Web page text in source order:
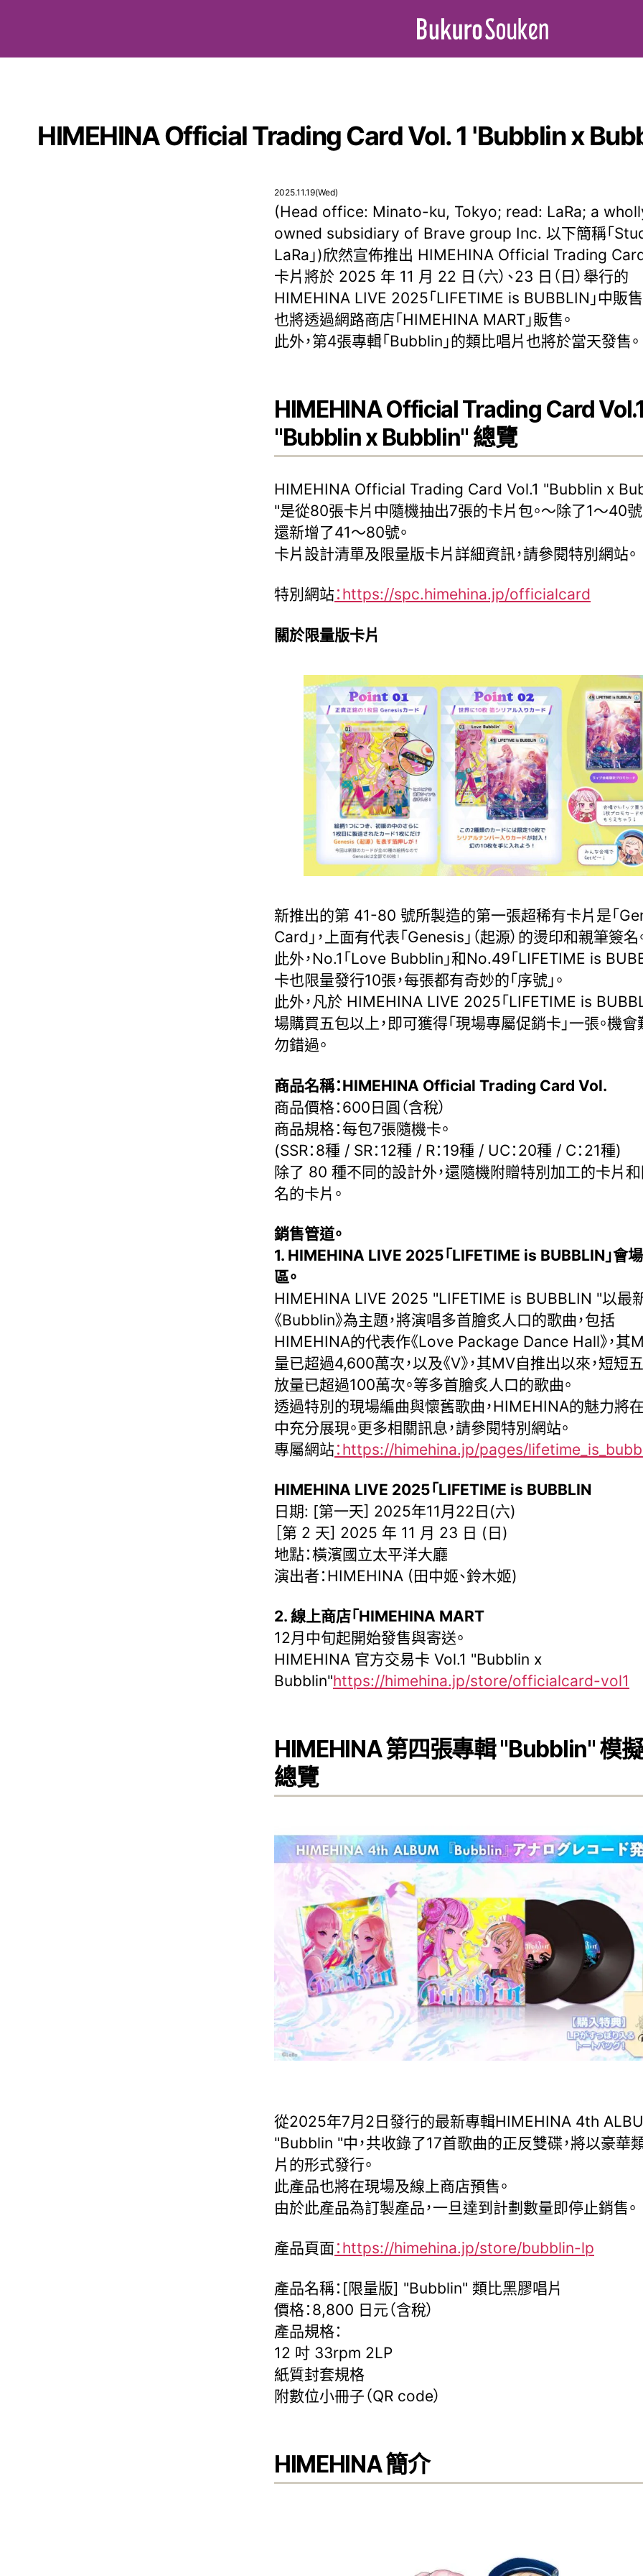
HIMEHINA Official Trading Card Vol. 1 'Bubblin x
2025.11.19(Wed)
(Head office: Minato-ku, Tokyo; read: LaRa; a
owned subsidiary of Brave group Inc. 以下簡稱「
LaRa」)欣然宣佈推出 HIMEHINA Official Trading
卡片將於 2025 年 11 月 22 日（六）、23 日（日）舉行的
HIMEHINA LIVE 2025「LIFETIME is BUBBLIN」中販售
也將透過網路商店「HIMEHINA MART」販售。
此外，第4張專輯「Bubblin」的類比唱片也將於當天發售。
HIMEHINA Official Trading Card
"Bubblin x Bubblin" 總覽
HIMEHINA Official Trading Card Vol.1 "Bubblin x
"是從80張卡片中隨機抽出7張的卡片包。～除了1～40號
還新增了41～80號。
卡片設計清單及限量版卡片詳細資訊，請參閱特別網站。
特別網站：https://spc.himehina.jp/officialcard
關於限量版卡片
新推出的第 41-80 號所製造的第一張超稀有卡片是「
Card」，上面有代表「Genesis」（起源）的燙印和親筆簽名
此外，No.1「Love Bubblin」和No.49「LIFETIME is
卡也限量發行10張，每張都有奇妙的「序號」。
此外，凡於 HIMEHINA LIVE 2025「LIFETIME is
場購買五包以上，即可獲得「現場專屬促銷卡」一張。機會
勿錯過。
商品名稱：HIMEHINA Official Trading Card Vol.
商品價格：600日圓（含稅）
商品規格：每包7張隨機卡。
(SSR：8種 / SR：12種 / R：19種 / UC：20種 / C：21種)
除了 80 種不同的設計外，還隨機附贈特別加工的卡片
名的卡片。
銷售管道。
1. HIMEHINA LIVE 2025「LIFETIME is BUBBLIN」會
區。
HIMEHINA LIVE 2025 "LIFETIME is BUBBLIN "以最
《Bubblin》為主題，將演唱多首膾炙人口的歌曲，包括
HIMEHINA的代表作《Love Package Dance Hall》，其
量已超過4,600萬次，以及《V》，其MV自推出以來，短短
放量已超過100萬次。等多首膾炙人口的歌曲。
透過特別的現場編曲與懷舊歌曲，HIMEHINA的魅力將
中充分展現。更多相關訊息，請參閱特別網站。
專屬網站：https://himehina.jp/pages/
HIMEHINA LIVE 2025「LIFETIME is BUBBLIN
日期: [第一天] 2025年11月22日(六)
［第 2 天] 2025 年 11 月 23 日 (日)
地點：橫濱國立太平洋大廳
演出者：HIMEHINA (田中姬、鈴木姬)
2. 線上商店「HIMEHINA MART
12月中旬起開始發售與寄送。
HIMEHINA 官方交易卡 Vol.1 "Bubblin x
Bubblin"https://himehina.jp/store/officialcard-vol1
HIMEHINA 第四張專輯 "Bubblin" 模
總覽
從2025年7月2日發行的最新專輯HIMEHINA 4th
"Bubblin "中，共收錄了17首歌曲的正反雙碟，將以豪華
片的形式發行。
此產品也將在現場及線上商店預售。
由於此產品為訂製產品，一旦達到計劃數量即停止銷售。
產品頁面 ：https://himehina.jp/store/bubblin-lp
產品名稱：[限量版] "Bubblin" 類比黑膠唱片
價格：8,800 日元（含稅）
產品規格：
12 吋 33rpm 2LP
紙質封套規格
附數位小冊子（QR code）
HIMEHINA 簡介